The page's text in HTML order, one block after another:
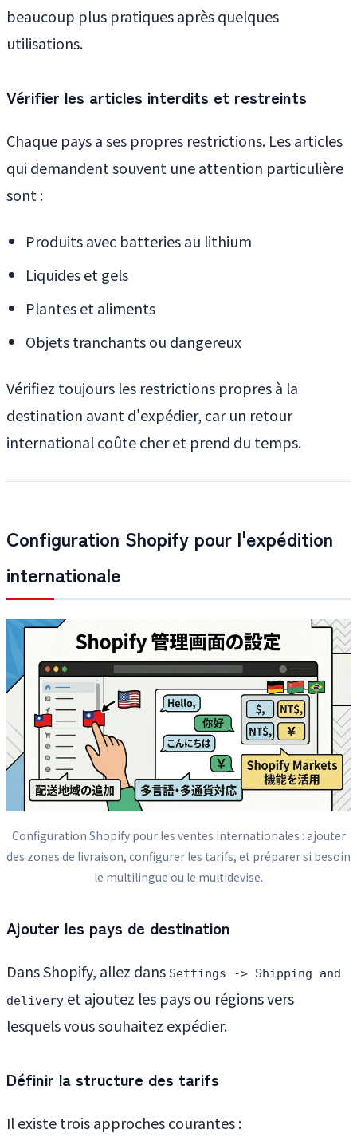
beaucoup plus pratiques après quelques
utilisations.
Vérifier les articles interdits et restreints
Chaque pays a ses propres restrictions. Les articles
qui demandent souvent une attention particulière
sont :
Produits avec batteries au lithium
Liquides et gels
Plantes et aliments
Objets tranchants ou dangereux
Vérifiez toujours les restrictions propres à la
destination avant d'expédier, car un retour
international coûte cher et prend du temps.
Configuration Shopify pour l'expédition
internationale
Configuration Shopify pour les ventes internationales : ajouter
des zones de livraison, configurer les tarifs, et préparer si besoin
le multilingue ou le multidevise.
Ajouter les pays de destination
Dans Shopify, allez dans Settings -> Shipping and
delivery et ajoutez les pays ou régions vers
lesquels vous souhaitez expédier.
Définir la structure des tarifs
Il existe trois approches courantes :